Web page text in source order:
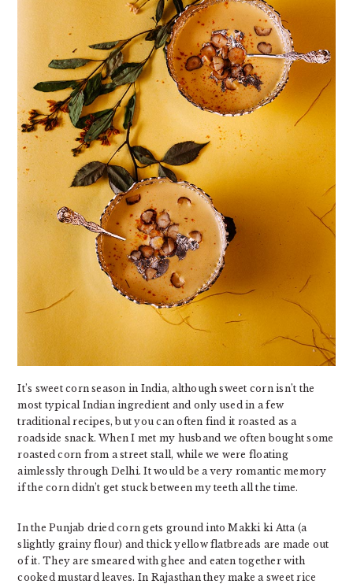
It’s sweet corn season in India, although sweet corn isn’t the
most typical Indian ingredient and only used in a few
traditional recipes, but you can often find it roasted as a
roadside snack. When I met my husband we often bought some
roasted corn from a street stall, while we were floating
aimlessly through Delhi. It would be a very romantic memory
if the corn didn’t get stuck between my teeth all the time.
In the Punjab dried corn gets ground into Makki ki Atta (a
slightly grainy flour) and thick yellow flatbreads are made out
of it. They are smeared with ghee and eaten together with
cooked mustard leaves. In Rajasthan they make a sweet rice